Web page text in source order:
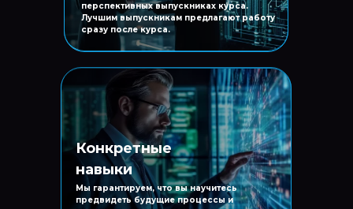
Мы гарантируем, что вы научитесь
предвидеть будущие процессы и
Конкретные
навыки
перспективных выпускниках курса.
Лучшим выпускникам предлагают работу
сразу после курса.